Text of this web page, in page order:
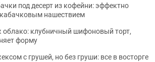
под десерт из кофейни: эффектно
нашествием
клубничный шифоновый торт,
форму
с грушей, но без груши: все в восторге